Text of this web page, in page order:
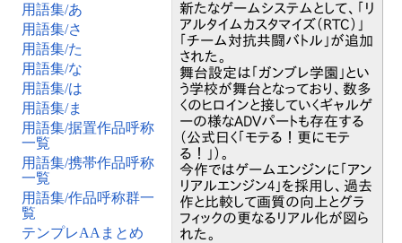
用語集/あ
用語集/さ
用語集/た
用語集/な
用語集/は
用語集/ま
用語集/据置作品呼称
一覧
用語集/携帯作品呼称
一覧
用語集/作品呼称群一
覧
テンプレAAまとめ
新たなゲームシステムとして、「リ
アルタイムカスタマイズ（RTC）」
「チーム対抗共闘バトル」が追加
された。
舞台設定は「ガンブレ学園」とい
う学校が舞台となっており、数多
くのヒロインと接していくギャルゲ
ーの様なADVパートも存在する
（公式曰く「モテる！更にモテ
る！」）。
今作ではゲームエンジンに「アン
リアルエンジン4」を採用し、過去
作と比較して画質の向上とグラ
フィックの更なるリアル化が図ら
れた。